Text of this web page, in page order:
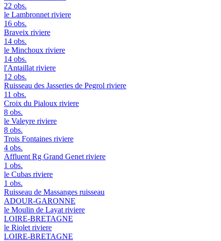
22 obs.
le Lambronnet riviere
16 obs.
Braveix riviere
14 obs.
le Minchoux riviere
14 obs.
l'Antaillat riviere
12 obs.
Ruisseau des Jasseries de Pegrol riviere
11 obs.
Croix du Pialoux riviere
8 obs.
le Valeyre riviere
8 obs.
Trois Fontaines riviere
4 obs.
Affluent Rg Grand Genet riviere
1 obs.
le Cubas riviere
1 obs.
Ruisseau de Massanges ruisseau
ADOUR-GARONNE
le Moulin de Layat riviere
LOIRE-BRETAGNE
le Riolet riviere
LOIRE-BRETAGNE